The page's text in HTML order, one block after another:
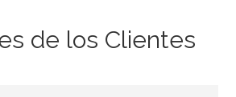
de los Clientes